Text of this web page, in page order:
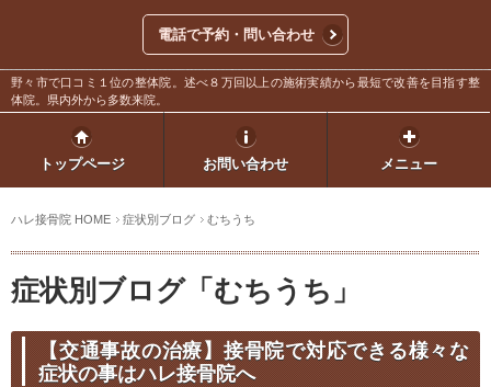
野々市で口コミ１位の整体院。述べ８万回以上の施術実績から最短で改善を目指す整
体院。県内外から多数来院。
トップページ お問い合わせ メニュー
ハレ接骨院 HOME 症状別ブログ むちうち
症状別ブログ「むちうち」
【交通事故の治療】接骨院で対応できる様々な
症状の事はハレ接骨院へ
電話で予約・問い合わせ